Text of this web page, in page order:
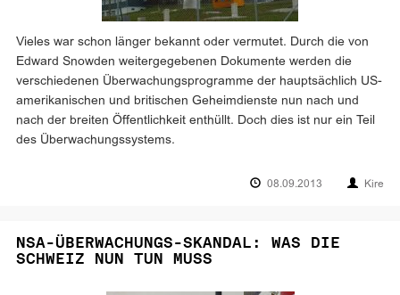
Vieles war schon länger bekannt oder vermutet. Durch die von
Edward Snowden weitergegebenen Dokumente werden die
verschiedenen Überwachungsprogramme der hauptsächlich US-
amerikanischen und britischen Geheimdienste nun nach und
nach der breiten Öffentlichkeit enthüllt. Doch dies ist nur ein Teil
des Überwachungssystems.
08.09.2013 Kire
NSA-ÜBERWACHUNGS-SKANDAL: WAS DIE
SCHWEIZ NUN TUN MUSS